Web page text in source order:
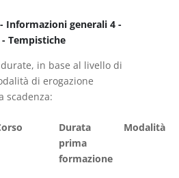
Informazioni generali 4 -
- Tempistiche
in base al livello di
di erogazione
scadenza:
Durata
prima
formazione
Modalità